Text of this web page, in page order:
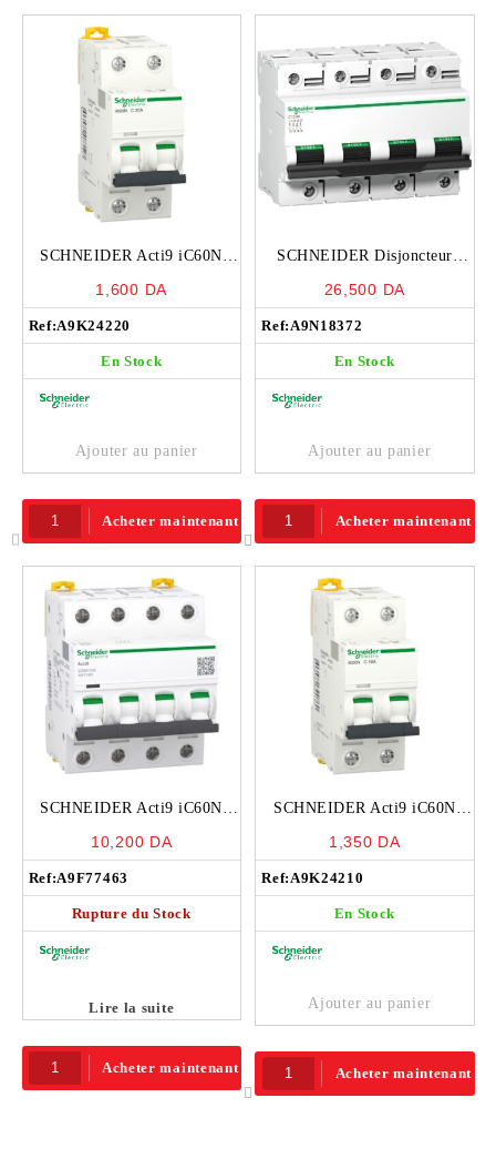
SCHNEIDER Acti9 iC60N
6ka – A9K24220
1,600 DA
Ref:A9K24220
En Stock
Ajouter au panier
Acheter maintenant
SCHNEIDER Disjoncteur
A9N18372
26,500 DA
Ref: A9N18372
En Stock
Ajouter au panier
Acheter maintenant
SCHNEIDER Acti9 iC60N
10kA 400V – A9F77463
10,200 DA
Ref:A9F77463
Rupture du Stock
Lire la suite
Acheter maintenant
SCHNEIDER Acti9 iC60N
6ka – A9K24210
1,350 DA
Ref: A9K24210
En Stock
Ajouter au panier
Acheter maintenant